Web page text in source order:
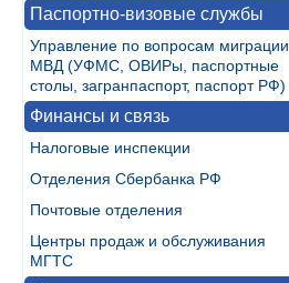
Паспортно-визовые службы
Управление по вопросам миграции
МВД (УФМС, ОВИРы, паспортные
столы, загранпаспорт, паспорт РФ)
Финансы и связь
Налоговые инспекции
Отделения Сбербанка РФ
Почтовые отделения
Центры продаж и обслуживания
МГТС